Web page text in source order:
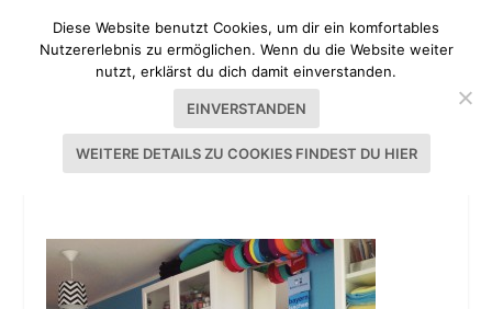
NÄHZIMMER TOPHILL KITCHEN
Diese Website benutzt Cookies, um dir ein komfortables
Nutzererlebnis zu ermöglichen. Wenn du die Website weiter
nutzt, erklärst du dich damit einverstanden.
EINVERSTANDEN
WEITERE DETAILS ZU COOKIES FINDEST DU HIER